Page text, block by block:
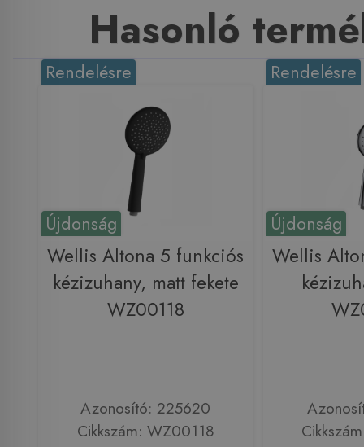
Hasonló
Újdonság
Rendelésre
Wellis Altona 5 funkciós
kézizuhany, matt fekete
WZ00118
Azonosító: 225620
Cikkszám: WZ00118
Újdonság
Rendelésre
Wellis